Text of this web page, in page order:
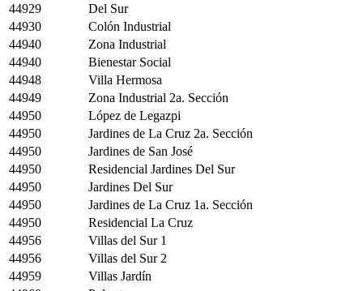
44929
Del Sur
44930
Colón Industrial
44940
Zona Industrial
44940
Bienestar Social
44948
Villa Hermosa
44949
Zona Industrial 2a. Sección
44950
López de Legazpi
44950
Jardines de La Cruz 2a. Sección
44950
Jardines de San José
44950
Residencial Jardines Del Sur
44950
Jardines Del Sur
44950
Jardines de La Cruz 1a. Sección
44950
Residencial La Cruz
44956
Villas del Sur 1
44956
Villas del Sur 2
44959
Villas Jardín